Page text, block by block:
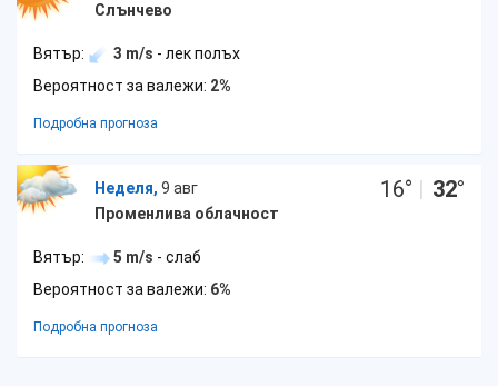
Слънчево
Вятър: 3 m/s - лек полъх
Вероятност за валежи: 2%
Подробна прогноза
Неделя, 9 авг
Променлива облачност
16° | 32°
Вятър: 5 m/s - слаб
Вероятност за валежи: 6%
Подробна прогноза